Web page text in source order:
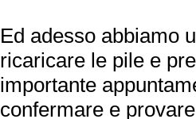
Ed adesso abbiamo
ricaricare le pile e
importante
confermare e